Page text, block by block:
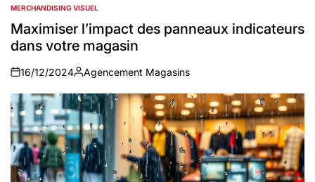
POSTED
IN
MERCHANDISING VISUEL
Maximiser l’impact des panneaux indicateurs
dans votre magasin
on
16/12/2024
Auteur
Agencement Magasins